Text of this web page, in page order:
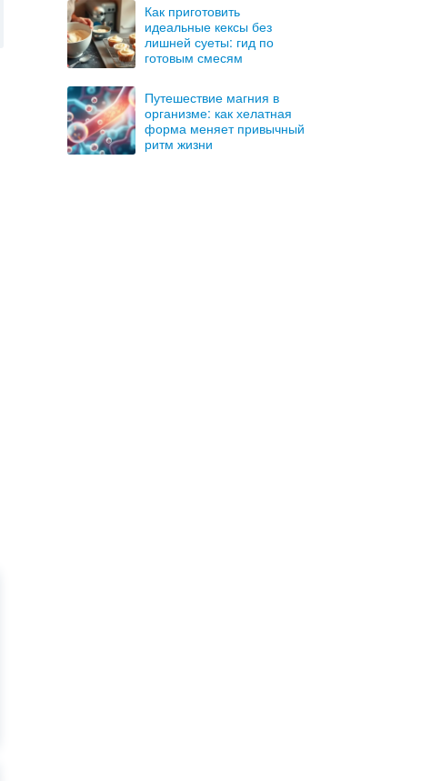
Как приготовить
идеальные кексы без
лишней суеты: гид по
готовым смесям
Путешествие магния в
организме: как хелатная
форма меняет привычный
ритм жизни